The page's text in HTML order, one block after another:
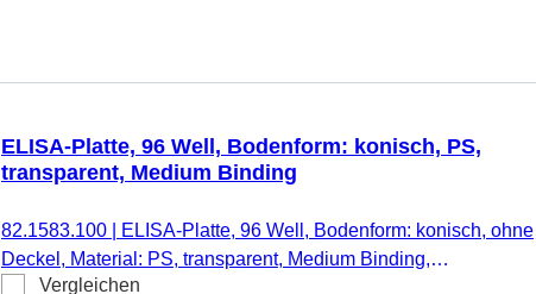
ELISA-Platte, 96 Well, Bodenform: konisch, PS,
transparent, Medium Binding
82.1583.100
ELISA-Platte, 96 Well, Bodenform: konisch, ohne
Deckel, Material: PS, transparent, Medium Binding,
DNA-/DNase-/RNase-frei, pyrogenfrei/endotoxinfrei, nicht
Vergleichen